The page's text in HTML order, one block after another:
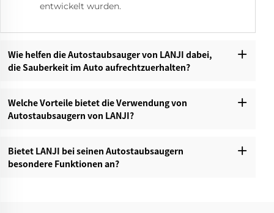
entwickelt wurden.
Wie helfen die Autostaubsauger von LANJI dabei,
die Sauberkeit im Auto aufrechtzuerhalten?
Welche Vorteile bietet die Verwendung von
Autostaubsaugern von LANJI?‌
Bietet LANJI bei seinen Autostaubsaugern
besondere Funktionen an?‌